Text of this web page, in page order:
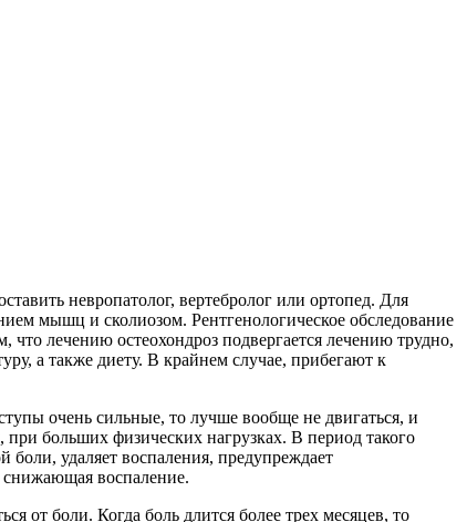
невропатолог, вертебролог или ортопед. Для
мышц и сколиозом. Рентгенологическое обследование
лечению остеохондроз подвергается лечению трудно,
а также диету. В крайнем случае, прибегают к
очень сильные, то лучше вообще не двигаться, и
при больших физических нагрузках. В период такого
боли, удаляет воспаления, предупреждает
снижающая воспаление.
от боли. Когда боль длится более трех месяцев, то